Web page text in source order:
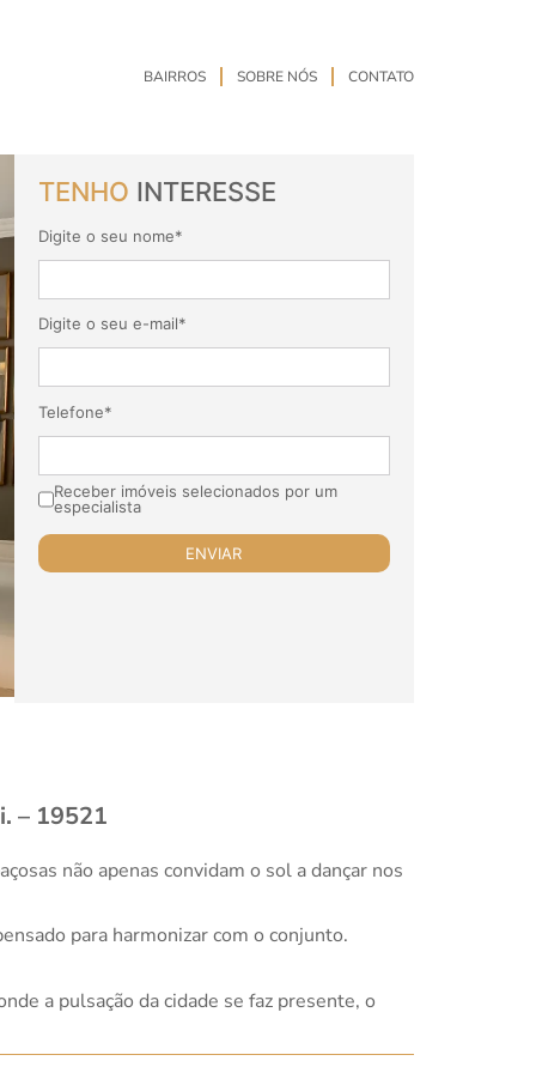
BAIRROS SOBRE NÓS CONTATO
TENHO INTERESSE
Digite o seu nome*
Digite o seu e-mail*
Telefone*
Receber imóveis selecionados por um
especialista
– 19521
não apenas convidam o sol a dançar nos
para harmonizar com o conjunto.
a pulsação da cidade se faz presente, o